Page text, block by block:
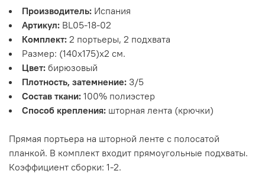
Производитель: Испания
Артикул: BL05-18-02
Комплект: 2 портьеры, 2 подхвата
Размер: (140х175)х2 см.
Цвет: бирюзовый
Плотность, затемнение: 3/5
Состав ткани: 100% полиэстер
Способ крепления: шторная лента (крючки)
Прямая портьера на шторной ленте с полосатой
планкой. В комплект входит прямоугольные подхваты.
Коэффициент сборки: 1-2.